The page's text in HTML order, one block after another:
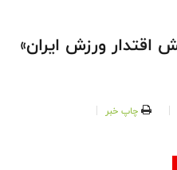
ورزش ایران»
چاپ خبر